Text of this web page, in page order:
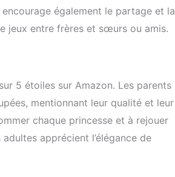
également le partage et la
jeux entre frères et sœurs ou amis.
5 étoiles sur Amazon. Les parents
mentionnant leur qualité et leur
chaque princesse et à rejouer
apprécient l’élégance de